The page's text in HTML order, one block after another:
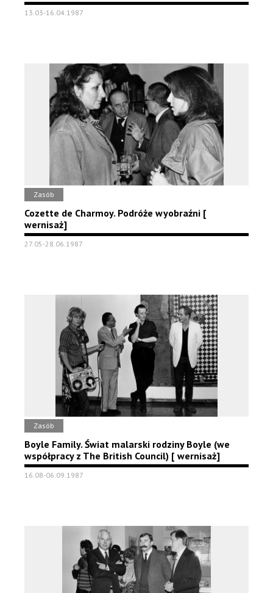
13.03-16.04.1987
Zasób
Cozette de Charmoy. Podróże wyobraźni [
wernisaż]
27.05-28.06.1987
Zasób
Boyle Family. Świat malarski rodziny Boyle (we
współpracy z The British Council) [ wernisaż]
16.08-06.09.1987